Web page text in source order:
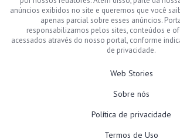
anúncios exibidos no site e queremos que você
apenas parcial sobre esses anúncios.
responsabilizamos pelos sites, conteúdos e
acessados através do nosso portal, conforme
de privacidade.
Web Stories
Sobre nós
Política de privacidade
Termos de Uso